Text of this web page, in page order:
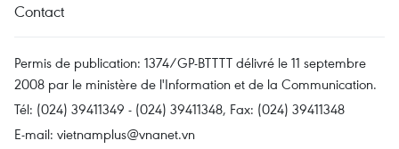
Contact
Permis de publication: 1374/GP-BTTTT délivré le 11 septembre
2008 par le ministère de l'Information et de la Communication.
Tél: (024) 39411349 - (024) 39411348, Fax: (024) 39411348
E-mail: vietnamplus@vnanet.vn